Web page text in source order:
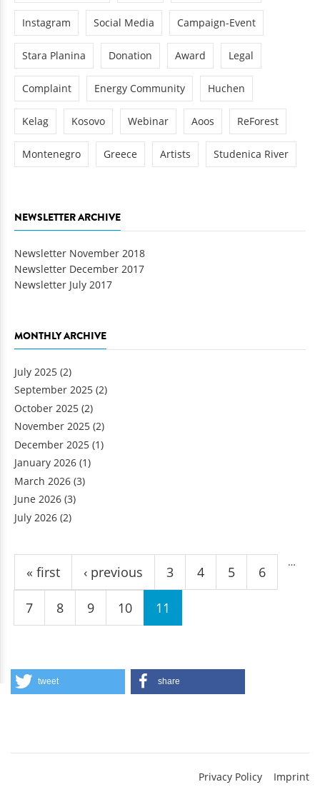
Instagram Social Media Campaign-Event
Stara Planina Donation Award Legal
Complaint Energy Community Huchen
Kelag Kosovo Webinar Aoos ReForest
Montenegro Greece Artists Studenica River
NEWSLETTER ARCHIVE
Newsletter November 2018
Newsletter December 2017
Newsletter July 2017
MONTHLY ARCHIVE
July 2025 (2)
September 2025 (2)
October 2025 (2)
November 2025 (2)
December 2025 (1)
January 2026 (1)
March 2026 (3)
June 2026 (3)
July 2026 (2)
Pages
« first ‹ previous
…
3 4 5 6
7 8 9 10 11
tweet share
Privacy Policy Imprint